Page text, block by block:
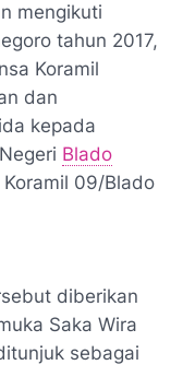
mengikuti
tahun 2017,
Koramil
dan
kepada
Blado
09/Blado
diberikan
Saka Wira
sebagai